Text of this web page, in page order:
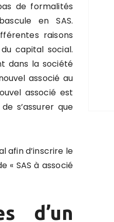
de formalités
en SAS.
raisons
capital social.
dans la société
associé au
associé est
s’assurer que
afin d’inscrire le
« SAS à associé
d’un